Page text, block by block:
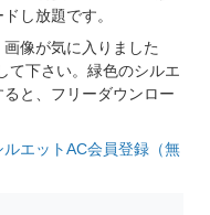
し放題です。
像が気に入りました
て下さい。緑色のシルエ
と、フリーダウンロー
ルエットAC会員登録（無